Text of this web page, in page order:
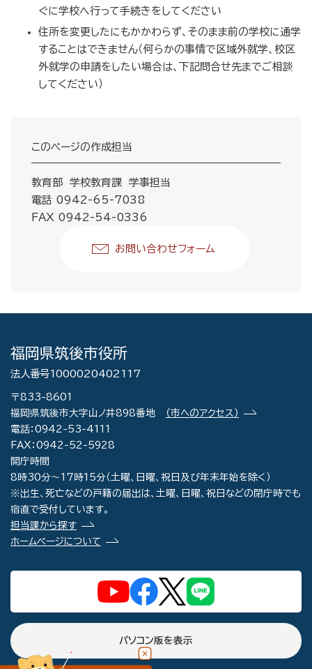
ぐに学校へ行って手続きをしてください
住所を変更したにもかかわらず、そのまま前の学校に通学
することはできません（何らかの事情で区域外就学、校区
外就学の申請をしたい場合は、下記問合せ先までご相談
してください）
このページの作成担当
教育部 学校教育課 学事担当
電話 0942-65-7038
FAX 0942-54-0336
お問い合わせフォーム
福岡県筑後市役所
法人番号1000020402117
〒833-8601
福岡県筑後市大字山ノ井898番地
（市へのアクセス）
電話：0942-53-4111
FAX：0942-52-5928
開庁時間
8時30分～17時15分（土曜、日曜、祝日及び年末年始を除く）
※出生、死亡などの戸籍の届出は、土曜、日曜、祝日などの閉庁時でも
宿直で受付しています。
担当課から探す
ホームページについて
パソコン版を表示